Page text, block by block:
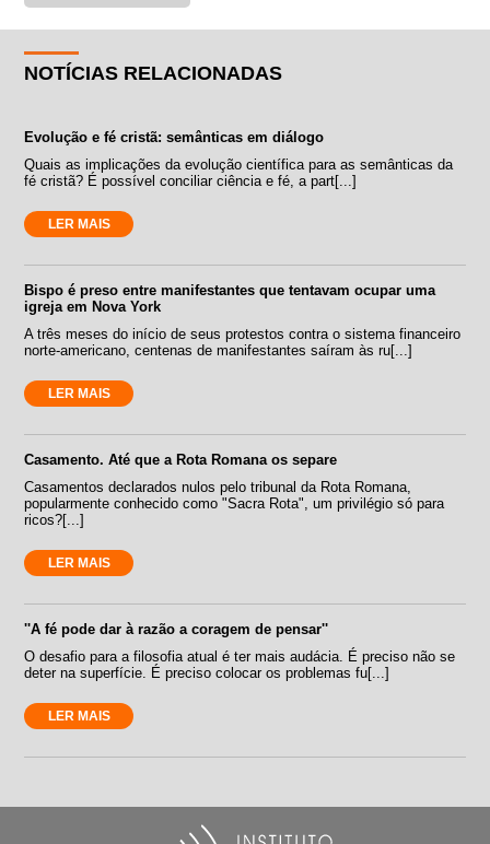
NOTÍCIAS RELACIONADAS
Evolução e fé cristã: semânticas em diálogo
Quais as implicações da evolução científica para as semânticas da
fé cristã? É possível conciliar ciência e fé, a part[...]
LER MAIS
Bispo é preso entre manifestantes que tentavam ocupar uma
igreja em Nova York
A três meses do início de seus protestos contra o sistema financeiro
norte-americano, centenas de manifestantes saíram às ru[...]
LER MAIS
Casamento. Até que a Rota Romana os separe
Casamentos declarados nulos pelo tribunal da Rota Romana,
popularmente conhecido como "Sacra Rota", um privilégio só para
ricos?[...]
LER MAIS
''A fé pode dar à razão a coragem de pensar''
O desafio para a filosofia atual é ter mais audácia. É preciso não se
deter na superfície. É preciso colocar os problemas fu[...]
LER MAIS